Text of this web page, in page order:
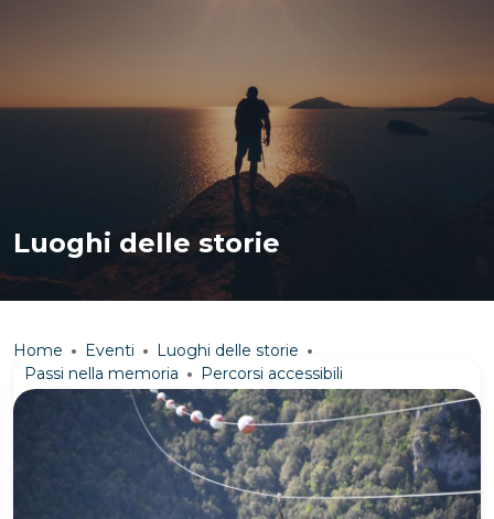
Luoghi delle storie
Home Eventi
Luoghi delle storie
Passi nella memoria
Percorsi accessibili